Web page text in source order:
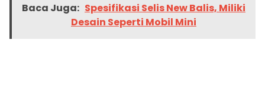
Baca Juga: Spesifikasi Selis New Balis, Miliki
Desain Seperti Mobil Mini